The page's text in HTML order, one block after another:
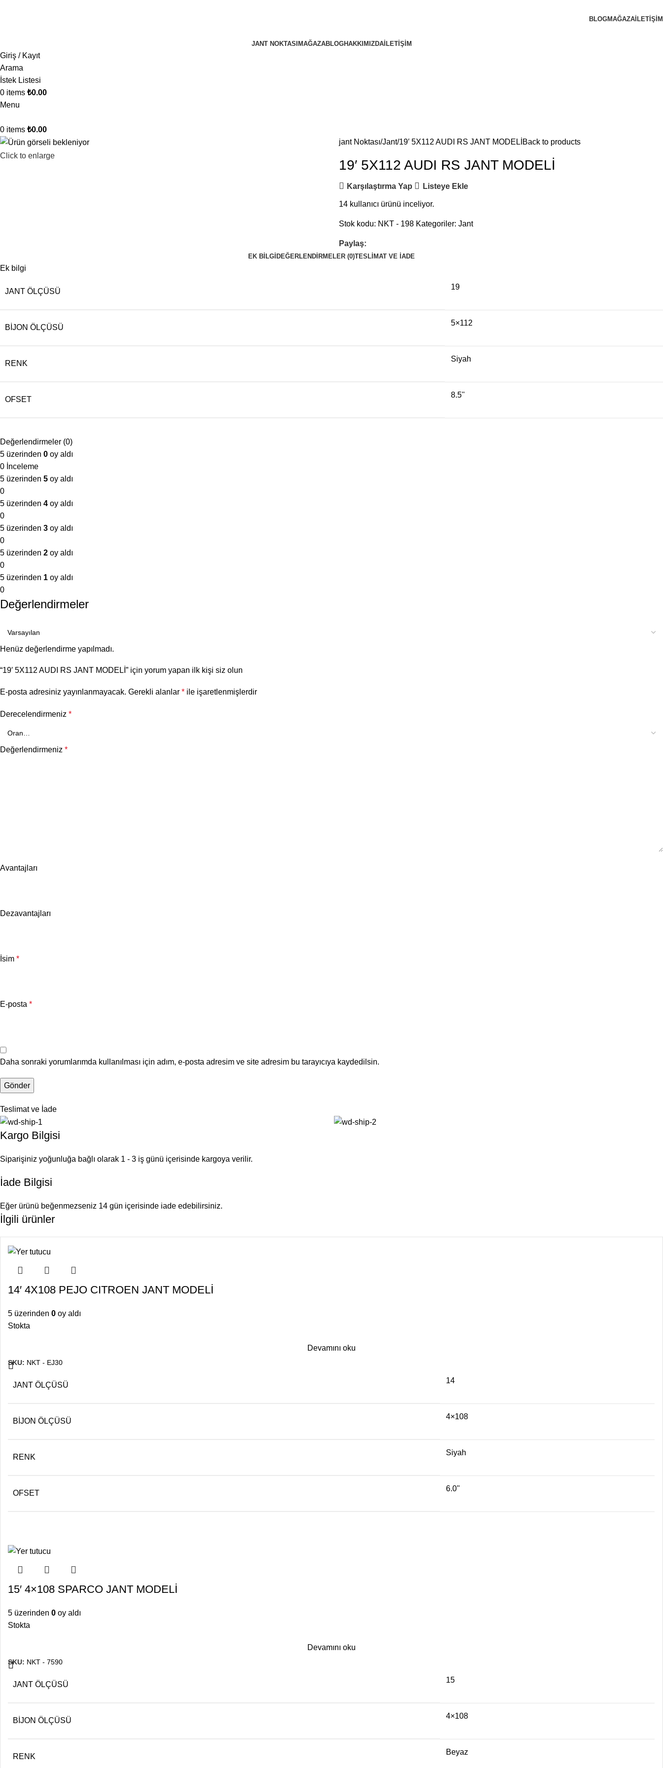
BLOGMAĞAZA İLETIŞIM
JANT NOKTASI MAĞAZABLOGHAKKIMIZDAİLETIŞIM
Giriş / Kayıt
Arama
İstek Listesi
0 items ₺0.00
Menu
0 items ₺0.00
Click to enlarge
jant Noktası Jant 19′ 5X112 AUDI RS JANT MODELİ Back to products
19′ 5X112 AUDI RS JANT MODELİ
Karşılaştırma Yap Listeye Ekle
14 kullanıcı ürünü inceliyor.
Stok kodu: NKT - 198 Kategoriler: Jant
Paylaş:
EK BILGI DEĞERLENDIRMELER (0)TESLIMAT VE İADE
Ek bilgi
JANT ÖLÇÜSÜ
19
BIJON ÖLÇÜSÜ
5×112
RENK
Siyah
OFSET
8.5''
Değerlendirmeler (0)
5 üzerinden 0 oy aldı
0 İnceleme
5 üzerinden 5 oy aldı
0
5 üzerinden 4 oy aldı
0
5 üzerinden 3 oy aldı
0
5 üzerinden 2 oy aldı
0
5 üzerinden 1 oy aldı
0
Değerlendirmeler
Henüz değerlendirme yapılmadı.
“19′ 5X112 AUDI RS JANT MODELİ” için yorum yapan ilk kişi siz olun
E-posta adresiniz yayınlanmayacak. Gerekli alanlar * ile işaretlenmişlerdir
Derecelendirmeniz *
Değerlendirmeniz *
Avantajları
Dezavantajları
İsim *
E-posta *
Daha sonraki yorumlarımda kullanılması için adım, e-posta adresim ve site adresim bu tarayıcıya kaydedilsin.
Teslimat ve İade
Kargo Bilgisi
Siparişiniz yoğunluğa bağlı olarak 1 - 3 iş günü içerisinde kargoya verilir.
İade Bilgisi
Eğer ürünü beğenmezseniz 14 gün içerisinde iade edebilirsiniz.
İlgili ürünler
14′ 4X108 PEJO CITROEN JANT MODELİ
5 üzerinden 0 oy aldı
Stokta
Devamını oku
SKU: NKT - EJ30
JANT ÖLÇÜSÜ
14
BIJON ÖLÇÜSÜ
4×108
RENK
Siyah
OFSET
6.0''
15′ 4×108 SPARCO JANT MODELİ
5 üzerinden 0 oy aldı
Stokta
Devamını oku
SKU: NKT - 7590
JANT ÖLÇÜSÜ
15
BIJON ÖLÇÜSÜ
4×108
RENK
Beyaz